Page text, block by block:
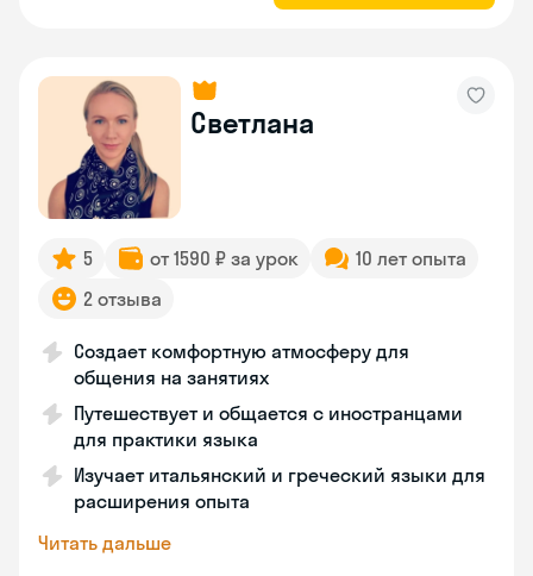
Светлана
5 от 1590 ₽ за урок
10 лет опыта
2 отзыва
Создает комфортную атмосферу для
общения на занятиях
Путешествует и общается с иностранцами
для практики языка
Изучает итальянский и греческий языки для
расширения опыта
Читать дальше